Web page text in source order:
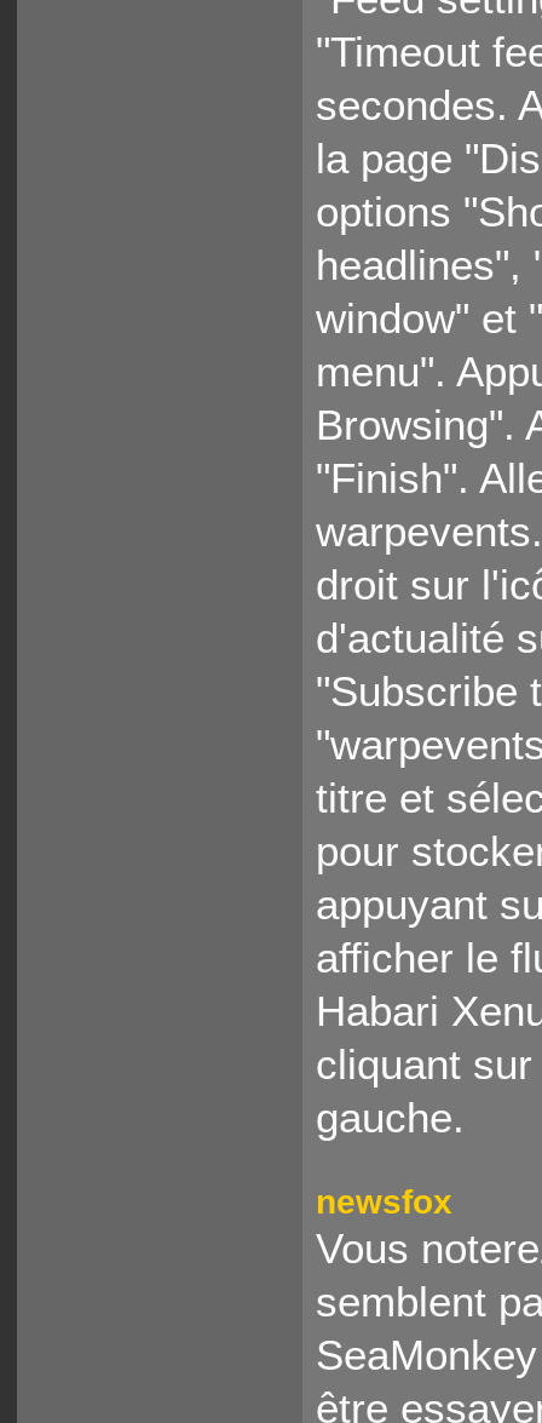
"Timeout
secondes.
la page
options
headlines",
window" et
menu".
Browsing".
"Finish".
droit sur
d'actualité
"Subscribe
titre et
pour
appuyant
afficher le
Habari
cliquant
gauche.
newsfox
Vous
semblent
être